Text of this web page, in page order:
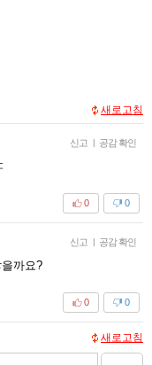
새로고침
신고 | 공감 확인
0
0
신고 | 공감 확인
까요?
0
0
새로고침